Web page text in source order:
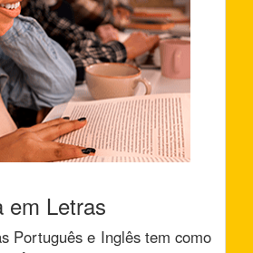
em Letras
Português e Inglês tem como